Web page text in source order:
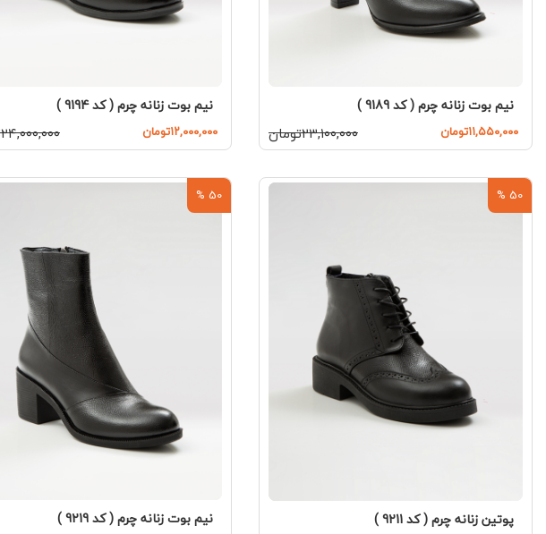
نیم بوت زنانه چرم ( کد 9189 )
۱۱,۵۵۰,۰۰۰تومان ۲۳,۱۰۰,۰۰۰تومان
نیم بوت زنانه چرم ( کد 9194 )
۱۲,۰۰۰,۰۰۰تومان ۲۴,۰۰۰,۰۰۰تومان
50 %
پوتین زنانه چرم ( کد 9211 )
50 %
نیم بوت زنانه چرم ( کد 9219 )